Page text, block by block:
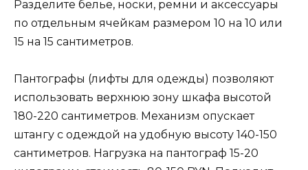
Разделите белье, носки, ремни и аксессуары
по отдельным ячейкам размером 10 на 10 или
15 на 15 сантиметров.
Пантографы (лифты для одежды) позволяют
использовать верхнюю зону шкафа высотой
180-220 сантиметров. Механизм опускает
штангу с одеждой на удобную высоту 140-150
сантиметров. Нагрузка на пантограф 15-20